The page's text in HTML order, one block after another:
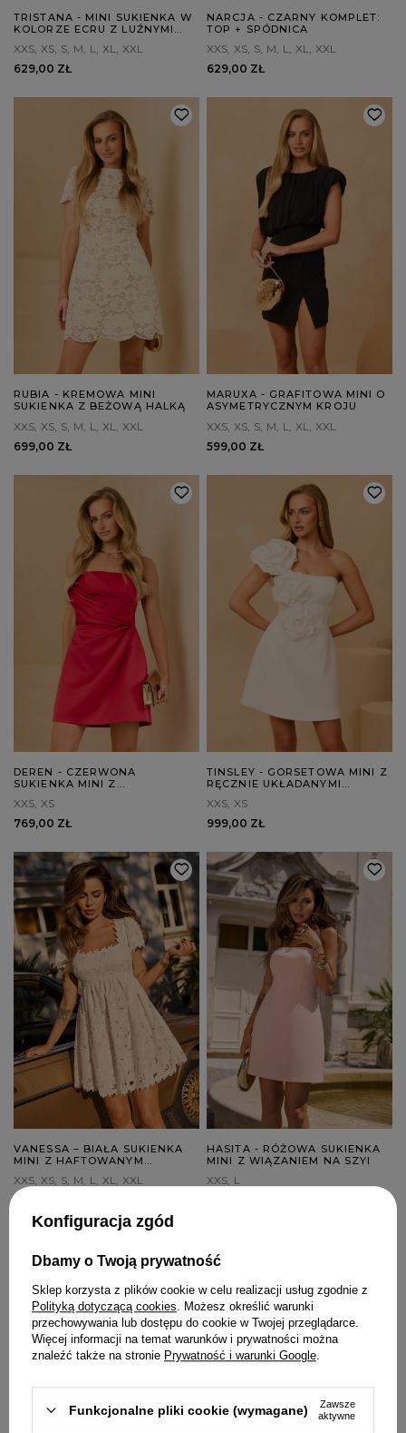
TRISTANA - MINI SUKIENKA W
KOLORZE ECRU Z LUŹNYMI
XXS XS S M L XL XXL
629,00 ZŁ
NARCJA - CZARNY KOMPLET:
TOP + SPÓDNICA
XXS XS S M L XL XXL
629,00 ZŁ
RUBIA - KREMOWA MINI
SUKIENKA Z BEŻOWĄ HALKĄ
XXS XS S M L XL
XXL
699,00 ZŁ
MARUXA - GRAFITOWA MINI O
ASYMETRYCZNYM KROJU
XXS XS S M L XL
XXL
599,00 ZŁ
DEREN - CZERWONA
SUKIENKA MINI Z
DRAPOWANIEM
XXS XS
769,00 ZŁ
TINSLEY - GORSETOWA MINI Z
RĘCZNIE UKŁADANYMI
XXS XS
999,00 ZŁ
VANESSA – BIAŁA SUKIENKA
MINI Z HAFTOWANYM
XXS XS S M L XL XXL
HASITA - RÓŻOWA SUKIENKA
MINI Z WIĄZANIEM NA SZYI
XXS L
Konfiguracja zgód
Dbamy o Twoją prywatność
Sklep korzysta z plików cookie w celu realizacji usług zgodnie z
Polityką dotyczącą cookies . Możesz określić warunki
przechowywania lub dostępu do cookie w Twojej przeglądarce.
Więcej informacji na temat warunków i prywatności można
znaleźć także na stronie Prywatność i warunki Google
Funkcjonalne pliki cookie (wymagane)
Zawsze
aktywne